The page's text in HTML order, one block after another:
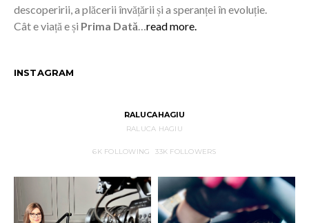
descoperirii, a plăcerii învățării și a speranței în evoluție.
Cât e viață e și Prima Dată…read more.
INSTAGRAM
RALUCAHAGIU
RALUCA HAGIU
6KFOLLOWING 33K FOLLOWERS